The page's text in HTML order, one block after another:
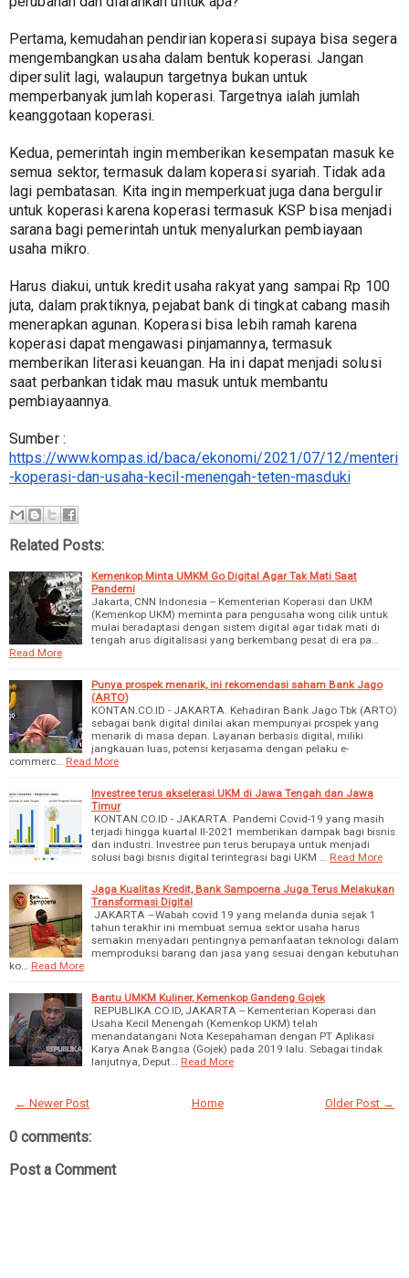
Pertama, kemudahan pendirian koperasi supaya bisa segera
mengembangkan usaha dalam bentuk koperasi. Jangan
dipersulit lagi, walaupun targetnya bukan untuk
memperbanyak jumlah koperasi. Targetnya ialah jumlah
keanggotaan koperasi.
Kedua, pemerintah ingin memberikan kesempatan masuk ke
semua sektor, termasuk dalam koperasi syariah. Tidak ada
lagi pembatasan. Kita ingin memperkuat juga dana bergulir
untuk koperasi karena koperasi termasuk KSP bisa menjadi
sarana bagi pemerintah untuk menyalurkan pembiayaan
usaha mikro.
Harus diakui, untuk kredit usaha rakyat yang sampai Rp 100
juta, dalam praktiknya, pejabat bank di tingkat cabang masih
menerapkan agunan. Koperasi bisa lebih ramah karena
koperasi dapat mengawasi pinjamannya, termasuk
memberikan literasi keuangan. Ha ini dapat menjadi solusi
saat perbankan tidak mau masuk untuk membantu
pembiayaannya.
https://www.kompas.id/baca/ekonomi/2021/07/12/menteri
-koperasi-dan-usaha-kecil-menengah-teten-masduki
Related Posts:
Kemenkop Minta UMKM Go Digital Agar Tak Mati Saat
Pandemi
Jakarta, CNN Indonesia -- Kementerian Koperasi dan UKM
(Kemenkop UKM) meminta para pengusaha wong cilik untuk
mulai beradaptasi dengan sistem digital agar tidak mati di
tengah arus digitalisasi yang berkembang pesat di era pa…
Read More
Punya prospek menarik, ini rekomendasi saham Bank Jago
(ARTO)
KONTAN.CO.ID - JAKARTA. Kehadiran Bank Jago Tbk (ARTO)
sebagai bank digital dinilai akan mempunyai prospek yang
menarik di masa depan. Layanan berbasis digital, miliki
jangkauan luas, potensi kerjasama dengan pelaku e-
commerc…
Read More
Investree terus akselerasi UKM di Jawa Tengah dan Jawa
Timur
KONTAN.CO.ID - JAKARTA. Pandemi Covid-19 yang masih
terjadi hingga kuartal II-2021 memberikan dampak bagi bisnis
dan industri. Investree pun terus berupaya untuk menjadi
solusi bagi bisnis digital terintegrasi bagi UKM …
Read More
Jaga Kualitas Kredit, Bank Sampoerna Juga Terus Melakukan
Transformasi Digital
JAKARTA –Wabah covid 19 yang melanda dunia sejak 1
tahun terakhir ini membuat semua sektor usaha harus
semakin menyadari pentingnya pemanfaatan teknologi dalam
memproduksi barang dan jasa yang sesuai dengan kebutuhan
ko…
Read More
Bantu UMKM Kuliner, Kemenkop Gandeng Gojek
REPUBLIKA.CO.ID, JAKARTA -- Kementerian Koperasi dan
Usaha Kecil Menengah (Kemenkop UKM) telah
menandatangani Nota Kesepahaman dengan PT Aplikasi
Karya Anak Bangsa (Gojek) pada 2019 lalu. Sebagai tindak
lanjutnya, Deput…
Read More
← Newer Post Older Post →
Home
0 comments:
Post a Comment